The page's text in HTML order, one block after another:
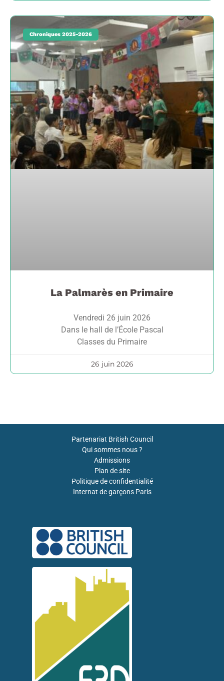
Chroniques 2025-2026
La Palmarès en Primaire
Vendredi 26 juin 2026
Dans le hall de l’École Pascal
Classes du Primaire
26 juin 2026
Partenariat British Council
Qui sommes nous ?
Admissions
Plan de site
Politique de confidentialité
Internat de garçons Paris